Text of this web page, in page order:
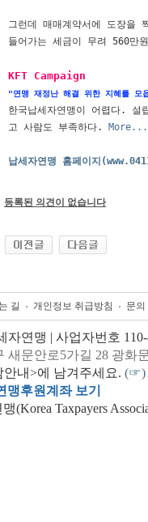
그런데 매매계약서에 도장
들어가는 세금이 무려 560만
KFT Campaign
"연맹 재정난 해결 위한 지혜를 모
한국납세자연맹이 어렵다. 설
고 사람도 부족하다. More...
납세자연맹 홈페이지
등록된 의견이 없습니다
길 개인정보 취급방침 문
연맹 | 사업자번호
새문안로5가길 28 광화
내>에 남겨주세요. (☞)
맹후원계좌 보기
Taxpayers